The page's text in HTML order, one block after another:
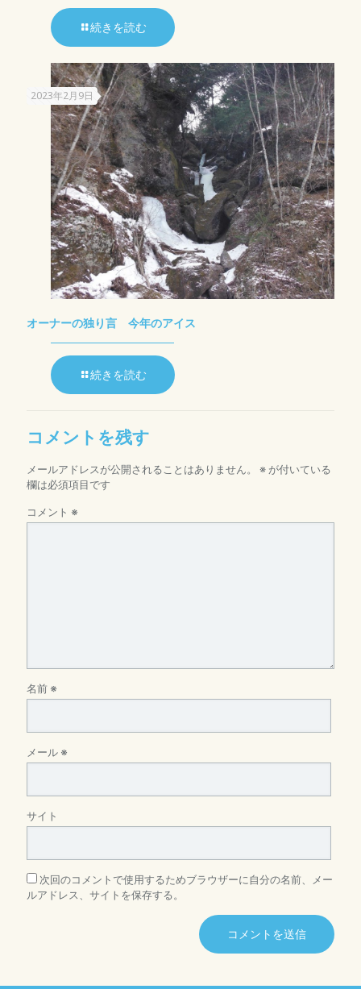
続きを読む
2023年2月9日
オーナーの独り言 今年のアイス
続きを読む
コメントを残す
メールアドレスが公開されることはありません。 ※ が付いている
欄は必須項目です
コメント ※
名前 ※
メール ※
サイト
次回のコメントで使用するためブラウザーに自分の名前、メー
ルアドレス、サイトを保存する。